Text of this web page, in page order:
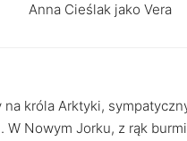
Anna Cieślak jako Vera
na króla Arktyki,
W Nowym Jorku, z rąk